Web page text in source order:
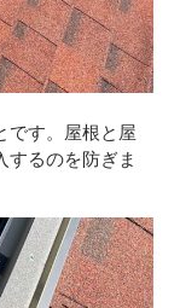
です。屋根と屋
するのを防ぎま